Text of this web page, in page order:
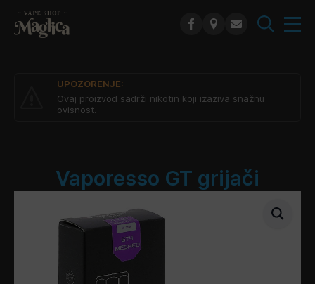
UPOZORENJE:
Ovaj proizvod sadrži nikotin koji izaziva snažnu
ovisnost.
Vaporesso GT grijači